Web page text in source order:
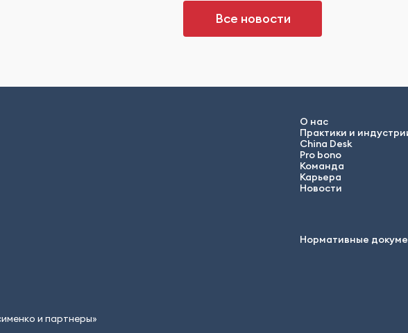
Все новости
О нас
Практики и
China Desk
Pro bono
Команда
Карьера
Новости
Нормативные
и партнеры»